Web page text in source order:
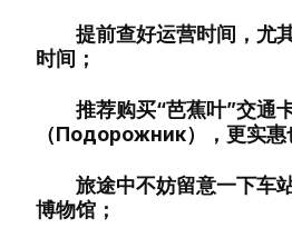
提前查好运营时间，尤
时间；
推荐购买“芭蕉叶”交通
（Подорожник），更实惠
旅途中不妨留意一下车
博物馆；